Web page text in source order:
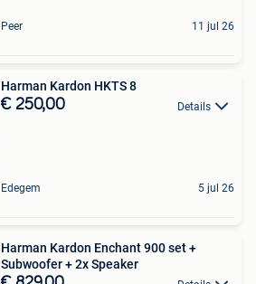
Peer 11 jul 26
Harman Kardon HKTS 8
€ 250,00 Details
Edegem 5 jul 26
Harman Kardon Enchant 900 set +
Subwoofer + 2x Speaker